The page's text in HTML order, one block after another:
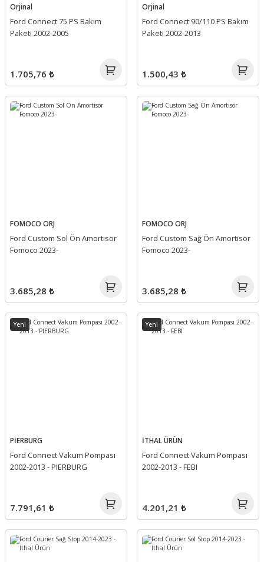
Orjinal
Ford Connect 75 PS Bakım
Paketi 2002-2005
1.705,76 ₺
Orjinal
Ford Connect 90/110 PS Bakım
Paketi 2002-2013
1.500,43 ₺
FOMOCO ORJ
Ford Custom Sol Ön Amortisör
Fomoco 2023-
3.685,28 ₺
FOMOCO ORJ
Ford Custom Sağ Ön Amortisör
Fomoco 2023-
3.685,28 ₺
Yeni
PİERBURG
Ford Connect Vakum Pompası
2002-2013 - PIERBURG
7.791,61 ₺
Yeni
İTHAL ÜRÜN
Ford Connect Vakum Pompası
2002-2013 - FEBI
4.201,21 ₺